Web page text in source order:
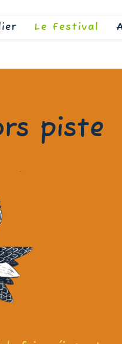
Le Festival
piste